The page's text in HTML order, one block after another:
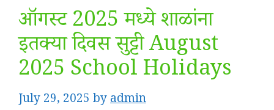
ऑगस्ट 2025 मध्ये शाळांना
इतक्या दिवस सुट्टी August
2025 School Holidays
July 29, 2025 byadmin